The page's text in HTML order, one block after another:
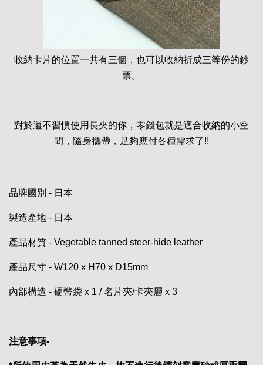
收納卡片的位置一共有三個，也可以收納折成三等份的鈔
票。
對於還不習慣使用長夾的你，零錢包就是適合收納的小空
間，隨身攜帶，足夠應付各種需求了!!
品牌國別 - 日本
製造產地 - 日本
產品材質 - Vegetable tanned steer-hide leather
產品尺寸 - W120 x H70 x D15mm
內部構造 - 硬幣袋 x 1 / 名片夾/卡夾層 x 3
注意事項-